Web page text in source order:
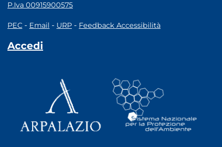
P.Iva 00915900575
PEC - Email - URP - Feedback Accessibilità
Accedi